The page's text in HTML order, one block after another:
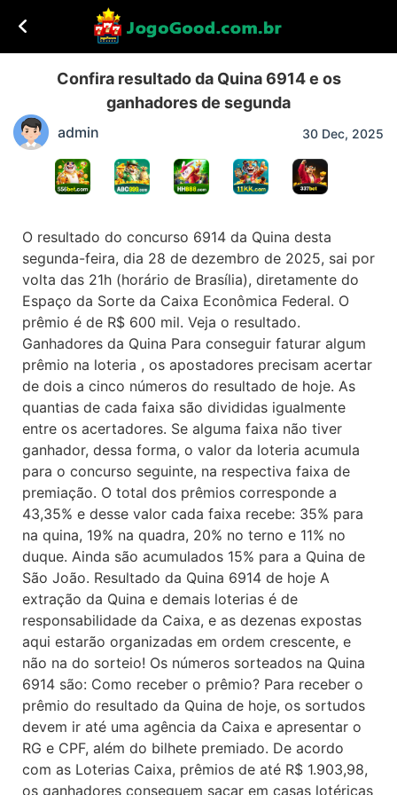
Confira resultado da Quina 6914 e os
ganhadores de segunda
admin 30 Dec, 2025
O resultado do concurso 6914 da Quina desta
segunda-feira, dia 28 de dezembro de 2025, sai por
volta das 21h (horário de Brasília), diretamente do
Espaço da Sorte da Caixa Econômica Federal. O
prêmio é de R$ 600 mil. Veja o resultado.
Ganhadores da Quina Para conseguir faturar algum
prêmio na loteria , os apostadores precisam acertar
de dois a cinco números do resultado de hoje. As
quantias de cada faixa são divididas igualmente
entre os acertadores. Se alguma faixa não tiver
ganhador, dessa forma, o valor da loteria acumula
para o concurso seguinte, na respectiva faixa de
premiação. O total dos prêmios corresponde a
43,35% e desse valor cada faixa recebe: 35% para
na quina, 19% na quadra, 20% no terno e 11% no
duque. Ainda são acumulados 15% para a Quina de
São João. Resultado da Quina 6914 de hoje A
extração da Quina e demais loterias é de
responsabilidade da Caixa, e as dezenas expostas
aqui estarão organizadas em ordem crescente, e
não na do sorteio! Os números sorteados na Quina
6914 são: Como receber o prêmio? Para receber o
prêmio do resultado da Quina de hoje, os sortudos
devem ir até uma agência da Caixa e apresentar o
RG e CPF, além do bilhete premiado. De acordo
com as Loterias Caixa, prêmios de até R$ 1.903,98,
os ganhadores conseguem sacar em casas lotéricas